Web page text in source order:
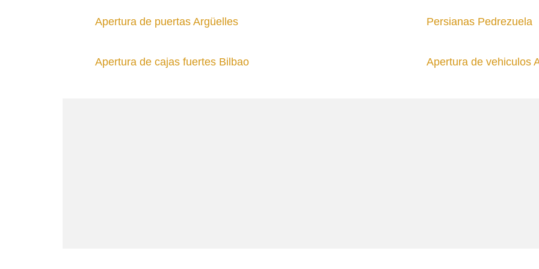
Apertura de puertas Argüelles Persianas Pedrezuela
Apertura de cajas fuertes Bilbao Apertura de vehiculos